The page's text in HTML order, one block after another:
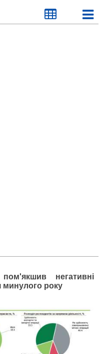
пом'якшив негативні
минулого року